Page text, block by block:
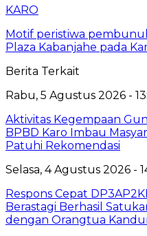
KARO
Motif peristiwa
Plaza Kabanjahe pada
Berita Terkait
Rabu, 5 Agustus 2026 -
Aktivitas Kegempaan
BPBD Karo Imbau
Patuhi Rekomendasi
Selasa, 4 Agustus 2026 -
Respons Cepat
Berastagi Berhasil
dengan Orangtua